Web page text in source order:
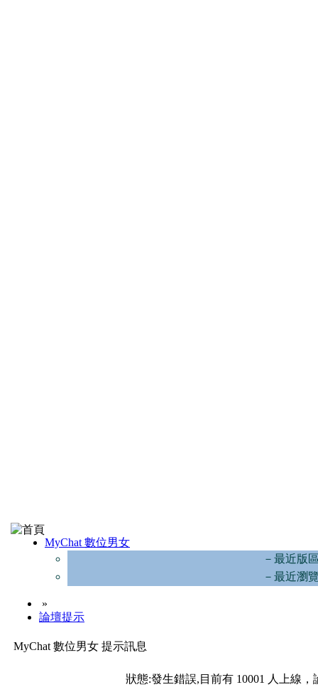
MyChat 數位男女
－最近版
－最近瀏
»
論壇提示
MyChat 數位男女 提示訊息
狀態:發生錯誤,目前有 10001 人上線